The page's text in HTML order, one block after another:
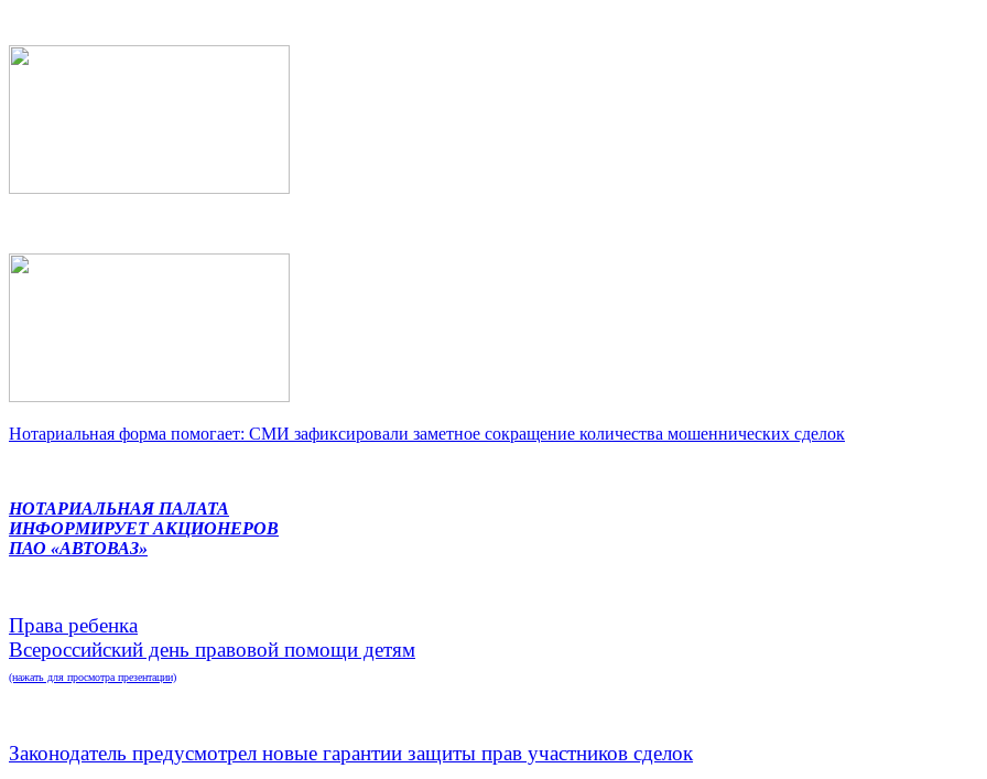
Нотариальная форма помогает: СМИ зафиксировали заметное сокращение количества мошеннических сделок
НОТАРИАЛЬНАЯ ПАЛАТА
ИНФОРМИРУЕТ АКЦИОНЕРОВ
ПАО «АВТОВАЗ»
Права ребенка
Всероссийский день правовой помощи детям
(нажать для просмотра презентации)
Законодатель предусмотрел новые гарантии защиты прав участников сделок